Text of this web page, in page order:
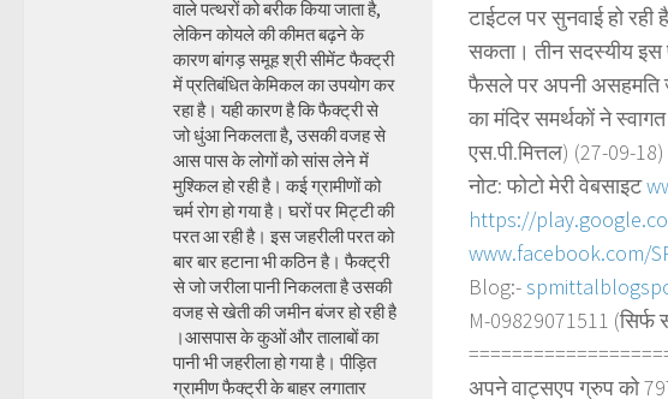
टाईटल पर सुनवाई हो रही
सकता। तीन सदस्यीय इस
फैसले पर अपनी असहमति
का मंदिर समर्थकों ने
एस.पी.मित्तल) (27-09-18)
नोट: फोटो मेरी वेबसाइट
https://
www.facebook.com/
Blog:-
M-09829071511 (सिर्फ
अपने वाट्सएप ग्रुप को
वाले पत्थरों को बरीक किया जाता है,
लेकिन कोयले की कीमत बढ़ने के
कारण बांगड़ समूह श्री सीमेंट फैक्ट्री
में प्रतिबंधित केमिकल का उपयोग कर
रहा है। यही कारण है कि फैक्ट्री से
जो धुंआ निकलता है, उसकी वजह से
आस पास के लोगों को सांस लेने में
मुश्किल हो रही है। कई ग्रामीणों को
चर्म रोग हो गया है। घरों पर मिट्टी की
परत आ रही है। इस जहरीली परत को
बार बार हटाना भी कठिन है। फैक्ट्री
से जो जरीला पानी निकलता है उसकी
वजह से खेती की जमीन बंजर हो रही है
।आसपास के कुओं और तालाबों का
पानी भी जहरीला हो गया है। पीड़ित
ग्रामीण फैक्ट्री के बाहर लगातार